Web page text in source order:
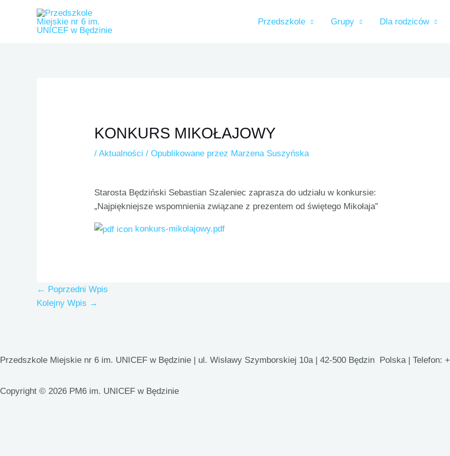
Przedszkole Grupy Dla rodziców
KONKURS MIKOŁAJOWY
/Aktualności / Opublikowane przez Marzena Suszyńska
Starosta Będziński Sebastian Szaleniec zaprasza do udziału w konkursie:
„Najpiękniejsze wspomnienia związane z prezentem od świętego Mikołaja”
konkurs-mikolajowy.pdf
← Poprzedni Wpis
Kolejny Wpis →
Przedszkole Miejskie nr 6 im. UNICEF w Będzinie | ul. Wisławy Szymborskiej 10a | 42-500 Będzin Polska | Telefon:
Copyright © 2026 PM6 im. UNICEF w Będzinie